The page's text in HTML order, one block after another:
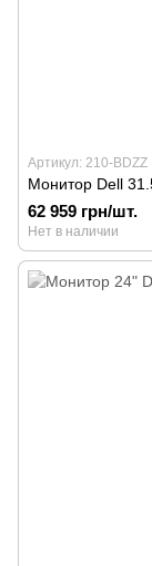
Артикул: 210-BDZZ
Монитор Dell
62 959 грн/шт.
Нет в наличии